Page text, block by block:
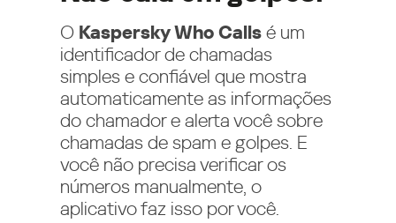
O Kaspersky Who Calls é um
identificador de chamadas
simples e confiável que mostra
automaticamente as informações
do chamador e alerta você sobre
chamadas de spam e golpes. E
você não precisa verificar os
números manualmente, o
aplicativo faz isso por você.